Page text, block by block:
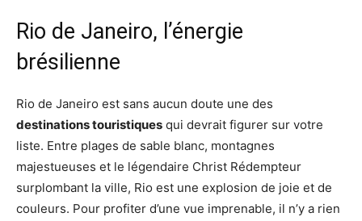
Rio de Janeiro, l’énergie
brésilienne
Rio de Janeiro est sans aucun doute une des
destinations touristiques qui devrait figurer sur votre
liste. Entre plages de sable blanc, montagnes
majestueuses et le légendaire Christ Rédempteur
surplombant la ville, Rio est une explosion de joie et de
couleurs. Pour profiter d’une vue imprenable, il n’y a rien